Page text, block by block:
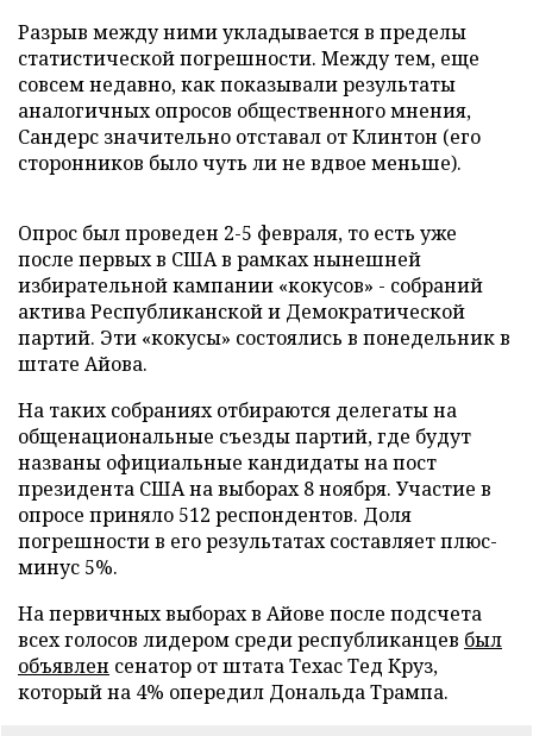
Разрыв между ними укладывается в пределы
статистической погрешности. Между тем, еще
совсем недавно, как показывали результаты
аналогичных опросов общественного мнения,
Сандерс значительно отставал от Клинтон (его
сторонников было чуть ли не вдвое меньше).
Опрос был проведен 2-5 февраля, то есть уже
после первых в США в рамках нынешней
избирательной кампании «кокусов» - собраний
актива Республиканской и Демократической
партий. Эти «кокусы» состоялись в понедельник в
штате Айова.
На таких собраниях отбираются делегаты на
общенациональные съезды партий, где будут
названы официальные кандидаты на пост
президента США на выборах 8 ноября. Участие в
опросе приняло 512 респондентов. Доля
погрешности в его результатах составляет плюс-
минус 5%.
На первичных выборах в Айове после подсчета
всех голосов лидером среди республиканцев был
объявлен сенатор от штата Техас Тед Круз,
который на 4% опередил Дональда Трампа.